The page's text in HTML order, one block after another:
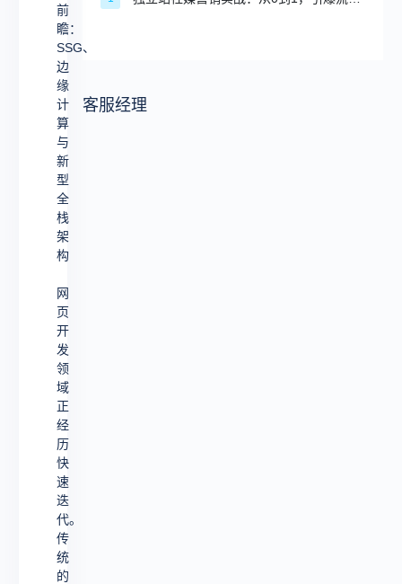
客服经理
发
前
瞻：
SSG、
边
缘
计
算
与
新
型
全
栈
架
构
网
页
开
发
领
域
正
经
历
快
速
迭
代。
传
统
的